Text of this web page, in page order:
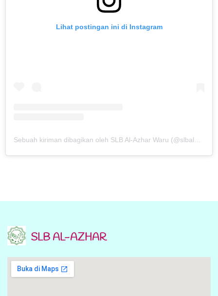
Lihat postingan ini di Instagram
Sebuah kiriman dibagikan oleh SLB Al-Azhar Waru (@slbalazharwaru)
SLB AL-AZHAR